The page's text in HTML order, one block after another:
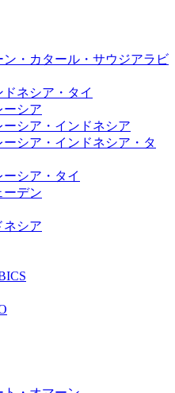
ン・カタール・サウジアラビ
ネシア・タイ
ーシア
シア・インドネシア
シア・インドネシア・タ
シア・タイ
ーデン
ネシア